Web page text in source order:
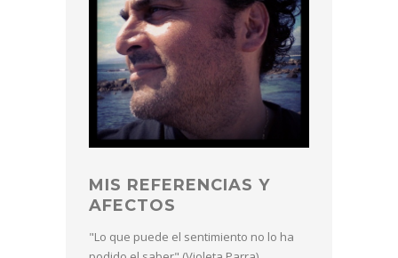
MIS REFERENCIAS Y
AFECTOS
"Lo que puede el sentimiento no lo ha